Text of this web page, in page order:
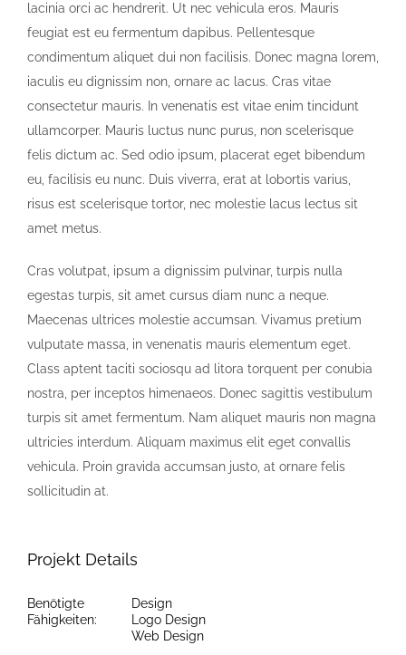
lacinia orci ac hendrerit. Ut nec vehicula eros. Mauris
feugiat est eu fermentum dapibus. Pellentesque
condimentum aliquet dui non facilisis. Donec magna lorem,
iaculis eu dignissim non, ornare ac lacus. Cras vitae
consectetur mauris. In venenatis est vitae enim tincidunt
ullamcorper. Mauris luctus nunc purus, non scelerisque
felis dictum ac. Sed odio ipsum, placerat eget bibendum
eu, facilisis eu nunc. Duis viverra, erat at lobortis varius,
risus est scelerisque tortor, nec molestie lacus lectus sit
amet metus.
Cras volutpat, ipsum a dignissim pulvinar, turpis nulla
egestas turpis, sit amet cursus diam nunc a neque.
Maecenas ultrices molestie accumsan. Vivamus pretium
vulputate massa, in venenatis mauris elementum eget.
Class aptent taciti sociosqu ad litora torquent per conubia
nostra, per inceptos himenaeos. Donec sagittis vestibulum
turpis sit amet fermentum. Nam aliquet mauris non magna
ultricies interdum. Aliquam maximus elit eget convallis
vehicula. Proin gravida accumsan justo, at ornare felis
sollicitudin at.
Projekt Details
Benötigte
Fähigkeiten:
Design
Logo Design
Web Design